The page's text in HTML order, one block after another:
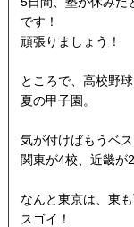
です！
頑張りましょう！
ところで、高校野球
夏の甲子園。
気が付けばもうベ
関東が4校、近畿が
なんと東京は、東
スゴイ！